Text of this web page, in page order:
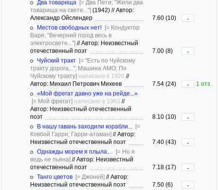
Два товарища
[= Два Пети; "Жили два
товарища на свете..."] (1942) //Автор:
Александр Ойслендер
7.60 (10)
-
Местов свободных нет! [= Кондуктор
Варя; "Вечерний город весь в
электросвете..."] //Автор: Неизвестный
отечественный поэт
7.00 (8)
-
Чуйский тракт [= "Есть по Чуйскому
тракту дорога..."; Машина АМО; По
Чуйскому тракту] написано в 1926 //
Автор: Михаил Петрович Михеев
7.54 (24) -
1 отз.
«Мой фрегат давно уже на рейде...»
[= Мой фрегат] написано в 1963 //
Автор: Неизвестный отечественный
поэт
8.10 (10)
-
В нашу гавань заходили корабли...
[=
Ковбой Гарри; Гарри-атаман] //Автор:
Неизвестный отечественный поэт
7.40 (43)
-
Однажды морем я плыла…
[= Но я
ведь не пьяна] //Автор: Неизвестный
отечественный поэт
7.18 (17)
-
Танго цветов [= Джоней] //Автор:
Неизвестный отечественный поэт
7.50 (6)
-